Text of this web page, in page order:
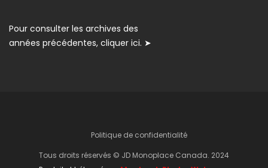
Pour consulter les archives des
années précédentes, cliquer ici. ➤
Politique de confidentialité
Tous droits réservés © JD Monoplace Canada. 2024